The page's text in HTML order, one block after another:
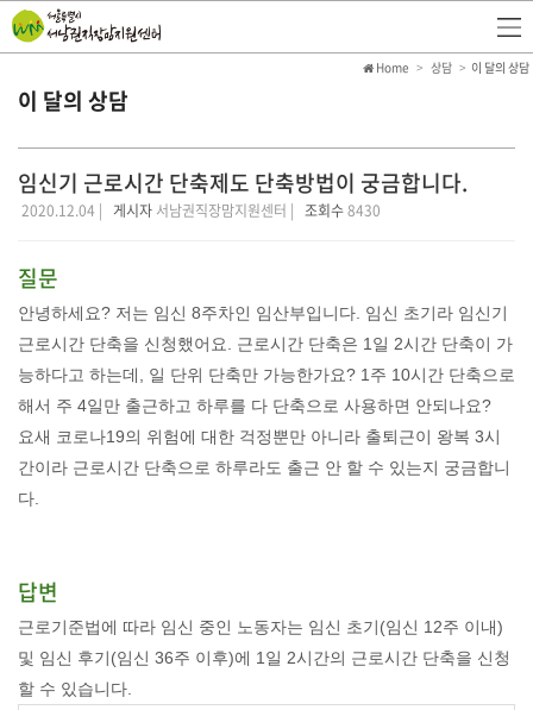
이 달의 상담
Home 상담 이 달의 상담
임신기 근로시간 단축제도 단축방법이 궁금합니다.
2020.12.04 | 게시자 서남권직장맘지원센터 | 조회수8430
질문
안녕하세요? 저는 임신 8주차인 임산부입니다 임신 초기라 임신기
근로시간 단축을 신청했어요
근로시간 단축은 1 일 2시간 단축이 가
능하다고 하는데
일 단위 단축만 가능한가요? 1 주 10시간 단축으로
해서 주 4일만 출근하고 하루를 다 단축으로 사용하면 안되나요?
요새 코로나19의 위험에 대한 걱정뿐만 아니라 출퇴근이 왕복 3시
간이라 근로시간 단축으로 하루라도 출근 안 할 수 있는지 궁금합니
다
답변
근로기준법에 따라 임신 중인 노동자는 임신 초기(임신 12주 이내)
및 임신 후기(임신 36주 이후)에 1 일 2시간의 근로시간 단축을 신청
할 수 있습니다